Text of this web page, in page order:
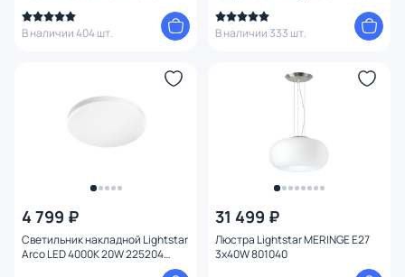
В наличии 404 шт.
В наличии 333 шт.
4 799 ₽
Светильник накладной Lightstar
Arco LED 4000K 20W 225204
31 499 ₽
Люстра Lightstar MERINGE E27
3х40W 801040